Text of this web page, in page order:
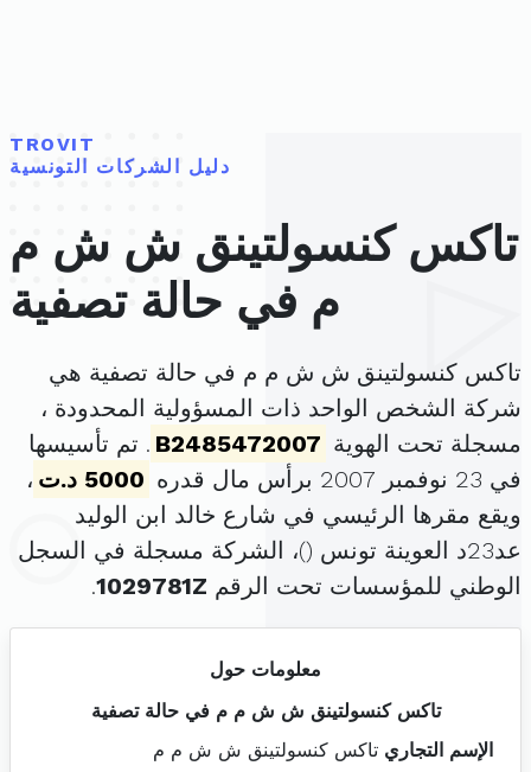
TROVIT
دليل الشركات التونسية
تاكس كنسولتينق ش ش م
م في حالة تصفية
تاكس كنسولتينق ش ش م م في حالة تصفية هي
شركة الشخص الواحد ذات المسؤولية المحدودة ،
مسجلة تحت الهوية B2485472007 . تم تأسيسها
في 23 نوفمبر 2007 برأس مال قدره
5000 د.ت
،
ويقع مقرها الرئيسي في شارع خالد ابن الوليد
عد23د العوينة تونس (
)، الشركة مسجلة في السجل
الوطني للمؤسسات تحت الرقم 1029781Z
.
معلومات حول
تاكس كنسولتينق ش ش م م في حالة تصفية
الإسم التجاري تاكس كنسولتينق ش ش م م